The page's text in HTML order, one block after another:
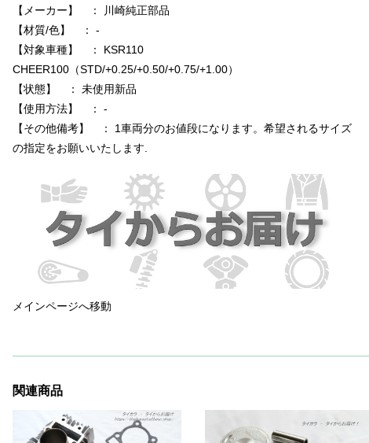
【メーカー】 ： 川崎純正部品
【材質/色】 ： -
【対象車種】 ： KSR110
CHEER100（STD/+0.25/+0.50/+0.75/+1.00）
【状態】 ： 未使用新品
【使用方法】 ： -
【その他備考】 ： 1車両分のお値段になります。希望されるサイズ
の指定をお願いいたします.
メインページへ移動
関連商品